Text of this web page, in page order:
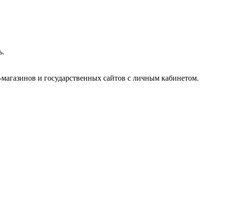
и государственных сайтов с личным кабинетом.